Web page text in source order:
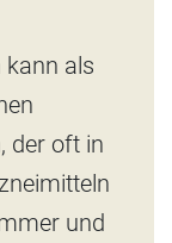
kann als
der oft in
und